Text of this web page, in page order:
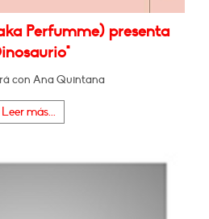
Perfumme) presenta
con Ana Quintana
Leer más...